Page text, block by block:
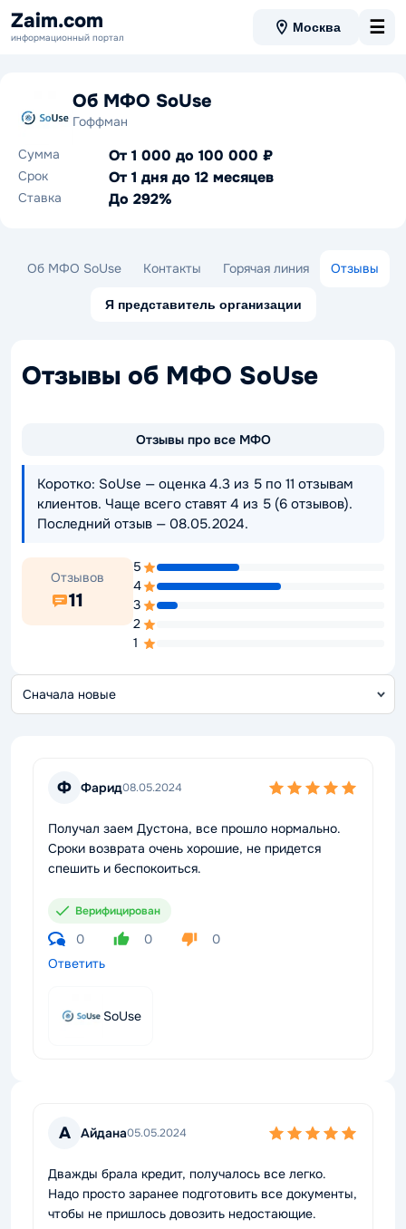
Zaim.com
информационный портал
Москва ☰
Об МФО SoUse
Гоффман
Сумма
От 1 000 до 100 000 ₽
Срок От 1 дня до 12 месяцев
Ставка До 292%
Об МФО SoUse Контакты Горячая линия Отзывы
Я представитель организации
Отзывы об МФО SoUse
Отзывы про все МФО
Коротко: SoUse — оценка 4.3 из 5 по 11 отзывам
клиентов. Чаще всего ставят 4 из 5 (6 отзывов).
Последний отзыв — 08.05.2024.
Отзывов
11
5
4
3
2
1
Ф Фарид08.05.2024
Получал заем Дустона, все прошло нормально.
Сроки возврата очень хорошие, не придется
спешить и беспокоиться.
Верифицирован
0 0
0
Ответить
SoUse
А Айдана05.05.2024
Дважды брала кредит, получалось все легко.
Надо просто заранее подготовить все документы,
чтобы не пришлось довозить недостающие.